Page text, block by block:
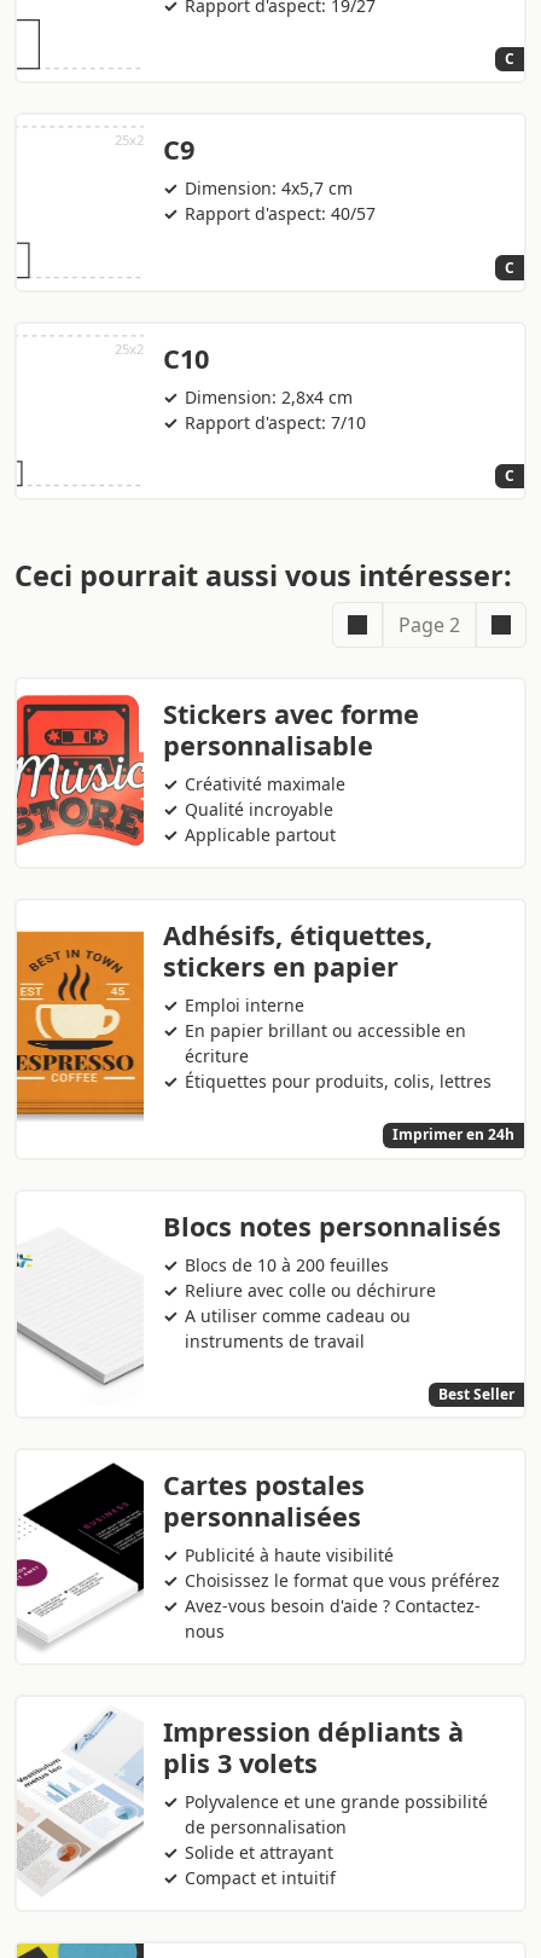
Rapport d'aspect: 19/27
C
C9
Dimension: 4x5,7 cm
Rapport d'aspect: 40/57
C
C10
Dimension: 2,8x4 cm
Rapport d'aspect: 7/10
C
Ceci pourrait aussi vous intéresser:
Page 2
Stickers avec forme
personnalisable
Créativité maximale
Qualité incroyable
Applicable partout
Adhésifs, étiquettes,
stickers en papier
Emploi interne
En papier brillant ou accessible en
écriture
Étiquettes pour produits, colis, lettres
Imprimer en 24h
Blocs notes personnalisés
Blocs de 10 à 200 feuilles
Reliure avec colle ou déchirure
A utiliser comme cadeau ou
instruments de travail
Best Seller
Cartes postales
personnalisées
Publicité à haute visibilité
Choisissez le format que vous préférez
Avez-vous besoin d'aide ? Contactez-
nous
Impression dépliants à
plis 3 volets
Polyvalence et une grande possibilité
de personnalisation
Solide et attrayant
Compact et intuitif